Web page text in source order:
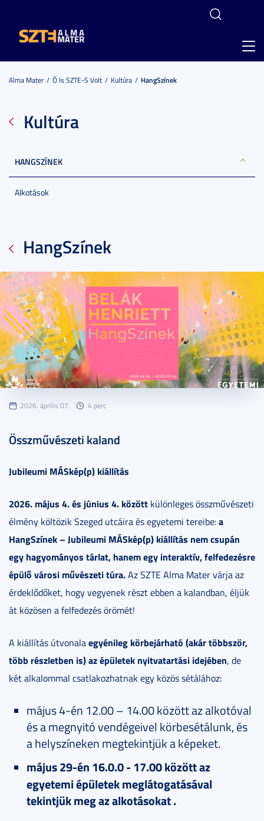
Alma Mater Ő Is SZTE-S Volt Kultúra HangSzínek
Kultúra
HANGSZÍNEK
Alkotások
HangSzínek
2026. április 07. 4 perc
Összművészeti kaland
Jubileumi MÁSkép(p) kiállítás
2026. május 4. és június 4. között különleges összművészeti
élmény költözik Szeged utcáira és egyetemi tereibe:a
HangSzínek – Jubileumi MÁSkép(p) kiállítás nem csupán
egy hagyományos tárlat, hanem egy interaktív, felfedezésre
épülő városi művészeti túra.Az SZTE Alma Mater várja az
érdeklődőket, hogy vegyenek részt ebben a kalandban, éljük
át közösen a felfedezés örömét!
A kiállítás útvonalaegyénileg körbejárható (akár többször,
több részletben is) az épületek nyitvatartási idejében, de
két alkalommal csatlakozhatnak egy közös sétálához:
május 4-én 12.00 – 14.00 között az alkotóval
és a megnyitó vendégeivel körbesétálunk, és
a helyszíneken megtekintjük a képeket.
május 29-én 16.0.0 - 17.00 között az
egyetemi épületek meglátogatásával
tekintjük meg az alkotásokat .